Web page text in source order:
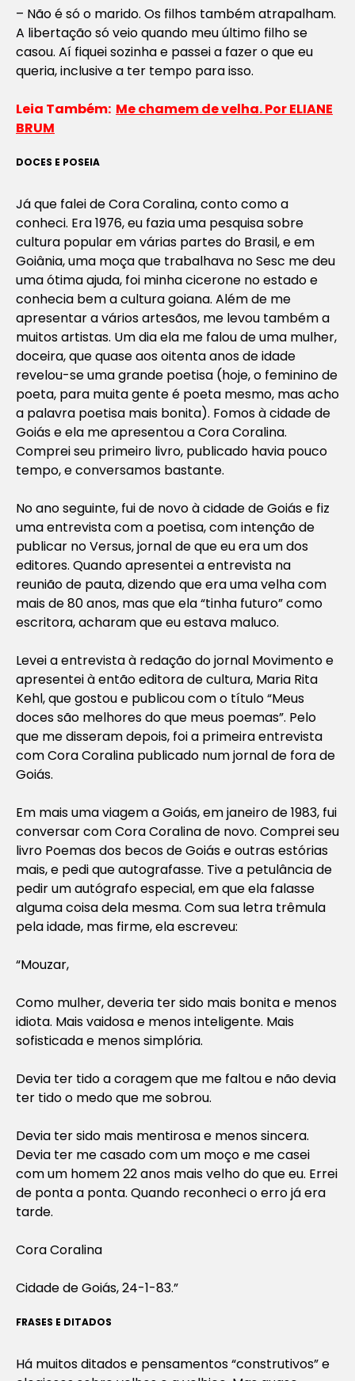
– Não é só o marido. Os filhos também atrapalham.
A libertação só veio quando meu último filho se
casou. Aí fiquei sozinha e passei a fazer o que eu
queria, inclusive a ter tempo para isso.
Leia Também: Me chamem de velha. Por ELIANE
BRUM
DOCES E POSEIA
Já que falei de Cora Coralina, conto como a
conheci. Era 1976, eu fazia uma pesquisa sobre
cultura popular em várias partes do Brasil, e em
Goiânia, uma moça que trabalhava no Sesc me deu
uma ótima ajuda, foi minha cicerone no estado e
conhecia bem a cultura goiana. Além de me
apresentar a vários artesãos, me levou também a
muitos artistas. Um dia ela me falou de uma mulher,
doceira, que quase aos oitenta anos de idade
revelou-se uma grande poetisa (hoje, o feminino de
poeta, para muita gente é poeta mesmo, mas acho
a palavra poetisa mais bonita). Fomos à cidade de
Goiás e ela me apresentou a Cora Coralina.
Comprei seu primeiro livro, publicado havia pouco
tempo, e conversamos bastante.
No ano seguinte, fui de novo à cidade de Goiás e fiz
uma entrevista com a poetisa, com intenção de
publicar noVersus, jornal de que eu era um dos
editores. Quando apresentei a entrevista na
reunião de pauta, dizendo que era uma velha com
mais de 80 anos, mas que ela “tinha futuro” como
escritora, acharam que eu estava maluco.
Levei a entrevista à redação do jornal Movimentoe
apresentei à então editora de cultura, Maria Rita
Kehl, que gostou e publicou com o título “Meus
doces são melhores do que meus poemas”. Pelo
que me disseram depois, foi a primeira entrevista
com Cora Coralina publicado num jornal de fora de
Goiás.
Em mais uma viagem a Goiás, em janeiro de 1983, fui
conversar com Cora Coralina de novo. Comprei seu
livro Poemas dos becos de Goiás e outras estórias
mais, e pedi que autografasse. Tive a petulância de
pedir um autógrafo especial, em que ela falasse
alguma coisa dela mesma. Com sua letra trêmula
pela idade, mas firme, ela escreveu:
“Mouzar,
Como mulher, deveria ter sido mais bonita e menos
idiota. Mais vaidosa e menos inteligente. Mais
sofisticada e menos simplória.
Devia ter tido a coragem que me faltou e não devia
ter tido o medo que me sobrou.
Devia ter sido mais mentirosa e menos sincera.
Devia ter me casado com um moço e me casei
com um homem 22 anos mais velho do que eu. Errei
de ponta a ponta. Quando reconheci o erro já era
tarde.
Cora Coralina
Cidade de Goiás, 24-1-83.”
FRASES E DITADOS
Há muitos ditados e pensamentos “construtivos” e